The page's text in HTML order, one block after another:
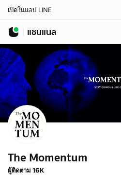
เปิดในแอป LINE
แชนแนล
The Momentum
ผู้ติดตาม 16K